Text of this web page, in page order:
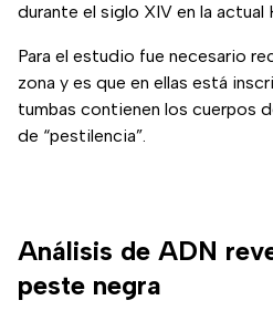
durante el siglo XIV en la actual
Para el estudio fue necesario
zona y es que en ellas está
tumbas contienen los cuerpos
de “pestilencia”.
Análisis de ADN
peste negra